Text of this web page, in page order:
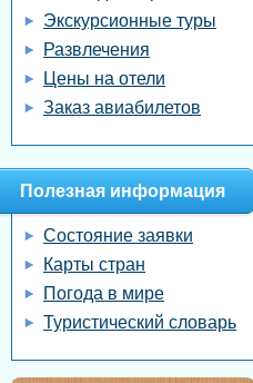
Экскурсионные туры
Развлечения
Цены на отели
Заказ авиабилетов
Полезная информация
Состояние заявки
Карты стран
Погода в мире
Туристический словарь